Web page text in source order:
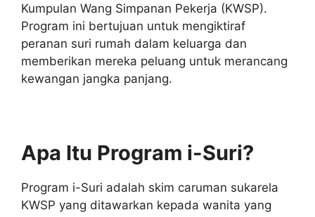
Kumpulan Wang Simpanan Pekerja (KWSP).
Program ini bertujuan untuk mengiktiraf
peranan suri rumah dalam keluarga dan
memberikan mereka peluang untuk merancang
kewangan jangka panjang.
Apa Itu Program i-Suri?
Program i-Suri adalah skim caruman sukarela
KWSP yang ditawarkan kepada wanita yang